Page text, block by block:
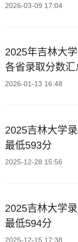
2026-03-09 17:04
2025年吉林大
各省录取分数汇
2026-01-13 16:48
2025吉林大学
最低593分
2025-12-28 15:56
2025吉林大学
最低594分
2025-12-15 17:38